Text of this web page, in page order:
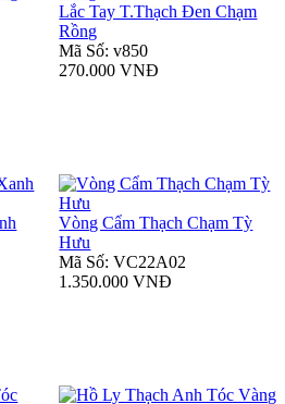
Lắc Tay T.Thạch Đen Chạm
Rồng
Mã Số: v850
270.000 VNĐ
Vòng Cẩm Thạch Chạm Tỳ
Hưu
Mã Số: VC22A02
1.350.000 VNĐ